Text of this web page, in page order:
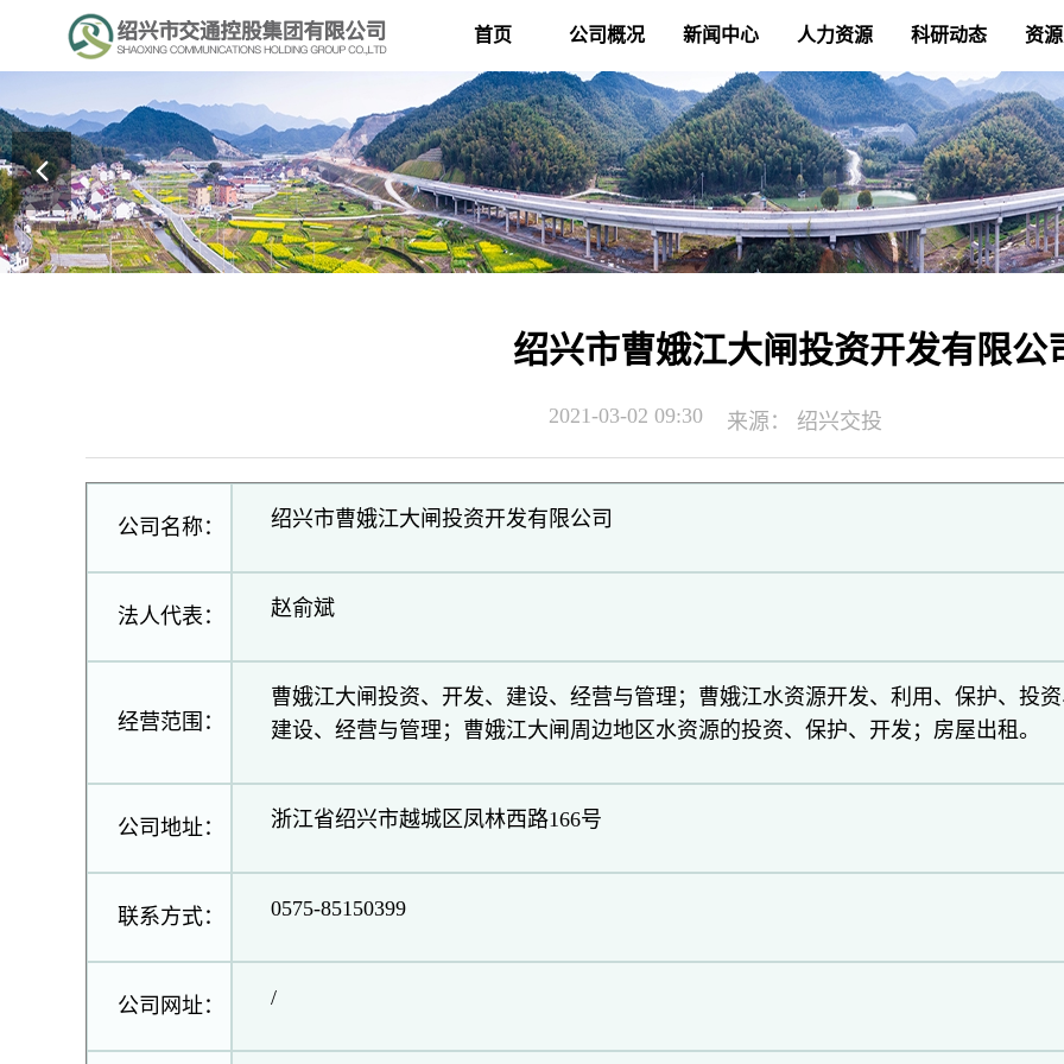
首页 公司概况 新闻中心 人力资源 科研动态 资
绍兴市曹娥江大闸投资开发有限公
2021-03-02 09:30 来源： 绍兴交投
公司名称： 绍兴市曹娥江大闸投资开发有限公司
法人代表： 赵俞斌
经营范围：
曹娥江大闸投资、开发、建设、经营与管理；曹娥江水资源开发、利用、保护、投
建设、经营与管理；曹娥江大闸周边地区水资源的投资、保护、开发；房屋出租。
公司地址： 浙江省绍兴市越城区凤林西路166号
联系方式： 0575-85150399
公司网址： /